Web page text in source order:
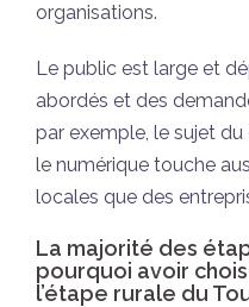
organisations.
Le public est large et
abordés et des
par exemple, le sujet
le numérique touche
locales que des
La majorité des
pourquoi avoir
l’étape rurale du